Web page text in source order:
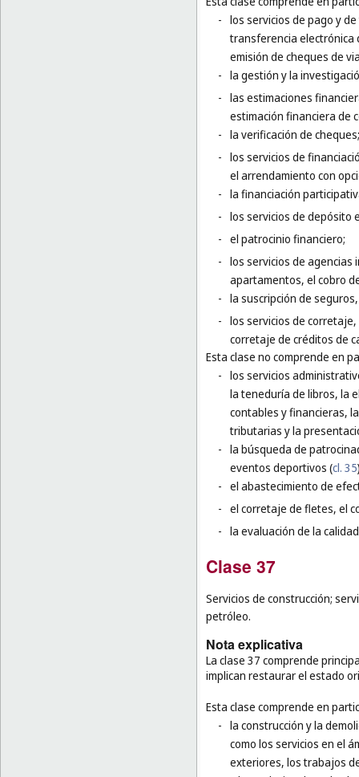
- los servicios de pago y
transferencia electrónica
emisión de cheques de
- la gestión y la
- las estimaciones
estimación financiera de
- la verificación de cheques;
- los servicios de
el arrendamiento con
- la financiación
- los servicios de depósito
- el patrocinio financiero;
- los servicios de agencias
apartamentos, el cobro
- la suscripción de
- los servicios de
corretaje de créditos de
Esta clase no comprende en
- los servicios
la teneduría de libros, la
contables y financieras,
tributarias y la
- la búsqueda de
eventos deportivos (cl. 35
- el abastecimiento de
- el corretaje de fletes, el
- la evaluación de la
Clase 37
Servicios de construcción;
petróleo.
Nota explicativa
La clase 37 comprende
implican restaurar el estado
Esta clase comprende en
- la construcción y la
como los servicios en el
exteriores, los trabajos